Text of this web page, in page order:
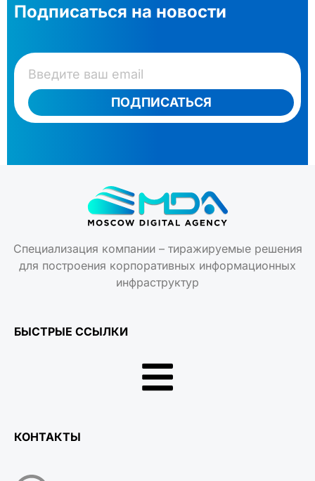
Подписаться на новости
ПОДПИСАТЬСЯ
Специализация компании – тиражируемые решения
для построения корпоративных информационных
инфраструктур
БЫСТРЫЕ ССЫЛКИ
КОНТАКТЫ